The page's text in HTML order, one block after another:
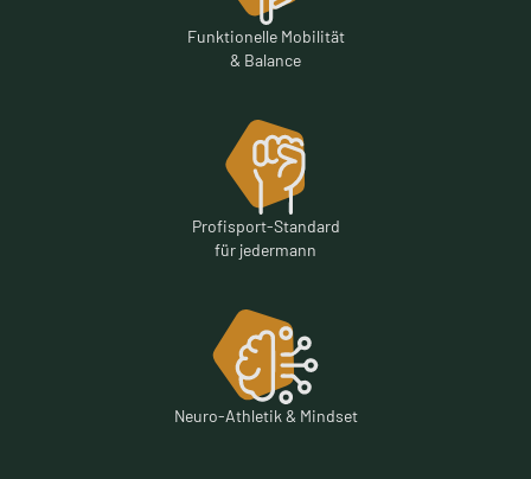
Funktionelle Mobilität
& Balance
Profisport-Standard
für jedermann
Neuro-Athletik & Mindset